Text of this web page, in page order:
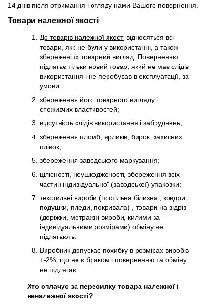
14 днів після отримання і огляду нами Вашого повернення.
Товари належної якості
До товарів належної якості відносяться всі
товари, які: не були у використанні, а також
збережені їх товарний вигляд. Поверненню
підлягає тільки новий товар, який не має слідів
використання і не перебував в експлуатації, за
умови:
збереження його товарного вигляду і
споживчих властивостей;
відсутність слідів використання і забруднень;
збереження пломб, ярликів, бирок, захисних
плівок;
збереження заводського маркування;
цілісності, неушкодженості, збереження всіх
частин індивідуальної (заводської) упаковки;
текстильні вироби (постільна білизна , ковдри ,
подушки, пледи, покривала) , товари на відріз
(доріжки, метражні вироби, килими за
індивідуальними розмірами) обміну не
підлягають.
Виробник допускає похибку в розмірах виробів
+-2%, що не є браком і поверненню та обміну
не підлягає.
Хто сплачує за пересилку товара належної і
неналежної якості?